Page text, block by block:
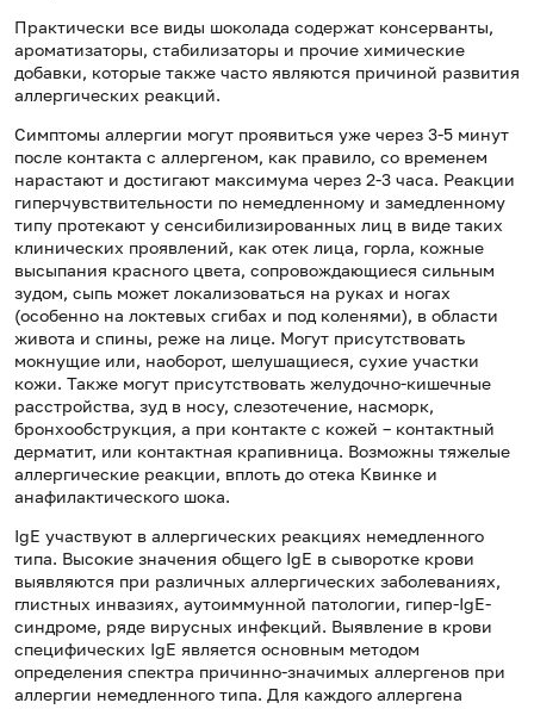
Практически все виды шоколада содержат консерванты,
ароматизаторы, стабилизаторы и прочие химические
добавки, которые также часто являются причиной развития
аллергических реакций.
Симптомы аллергии могут проявиться уже через 3-5 минут
после контакта с аллергеном, как правило, со временем
нарастают и достигают максимума через 2-3 часа. Реакции
гиперчувствительности по немедленному и замедленному
типу протекают у сенсибилизированных лиц в виде таких
клинических проявлений, как отек лица, горла, кожные
высыпания красного цвета, сопровождающиеся сильным
зудом, сыпь может локализоваться на руках и ногах
(особенно на локтевых сгибах и под коленями), в области
живота и спины, реже на лице. Могут присутствовать
мокнущие или, наоборот, шелушащиеся, сухие участки
кожи. Также могут присутствовать желудочно-кишечные
расстройства, зуд в носу, слезотечение, насморк,
бронхообструкция, а при контакте с кожей – контактный
дерматит, или контактная крапивница. Возможны тяжелые
аллергические реакции, вплоть до отека Квинке и
анафилактического шока.
IgE участвуют в аллергических реакциях немедленного
типа. Высокие значения общего IgE в сыворотке крови
выявляются при различных аллергических заболеваниях,
глистных инвазиях, аутоиммунной патологии, гипер-IgE-
синдроме, ряде вирусных инфекций. Выявление в крови
специфических IgE является основным методом
определения спектра причинно-значимых аллергенов при
аллергии немедленного типа. Для каждого аллергена